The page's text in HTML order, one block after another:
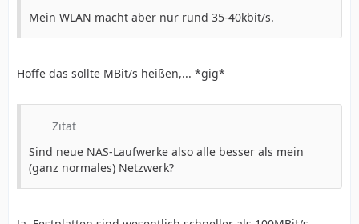
Mein WLAN macht aber nur rund 35-40kbit/s.
Hoffe das sollte MBit/s heißen,... *gig*
Zitat
Sind neue NAS-Laufwerke also alle besser als mein
(ganz normales) Netzwerk?